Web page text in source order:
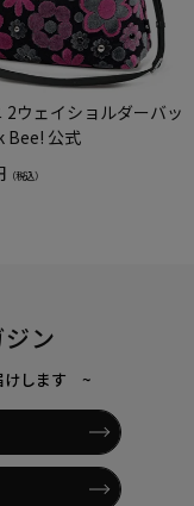
2ウェイショルダーバッ
Bee! 公式
（税込）
ン
けします ~